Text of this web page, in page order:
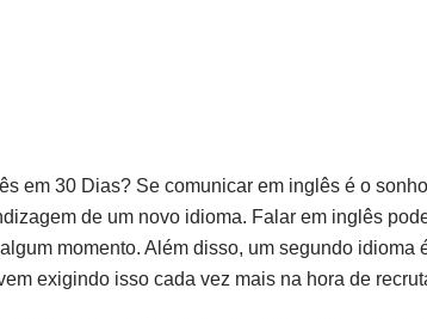
em 30 Dias? Se comunicar em inglês é o
de um novo idioma. Falar em inglês
momento. Além disso, um segundo
exigindo isso cada vez mais na hora de